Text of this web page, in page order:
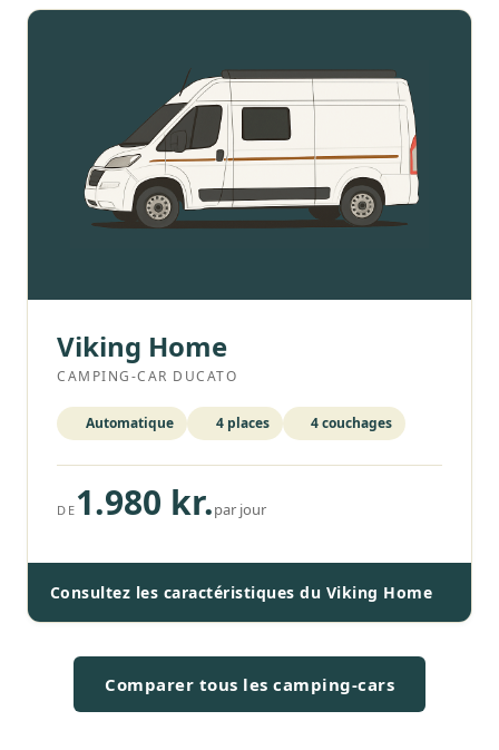
Viking Home
CAMPING-CAR DUCATO
Automatique 4 places 4 couchages
DE 1.980 kr.par jour
Consultez les caractéristiques du Viking Home
Comparer tous les camping-cars